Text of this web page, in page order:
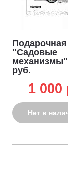
Подарочная
"Садовые
механизмы"
руб.
1 000
Нет в